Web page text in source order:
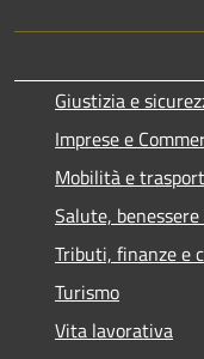
Giustizia e
Imprese e
Mobilità e
Salute,
Tributi, finanze e
Turismo
Vita lavorativa